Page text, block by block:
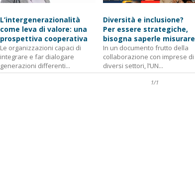
L’intergenerazionalità
come leva di valore: una
prospettiva cooperativa
Le organizzazioni capaci di
integrare e far dialogare
generazioni differenti...
Diversità e inclusione?
Per essere strategiche,
bisogna saperle misurare
In un documento frutto della
collaborazione con imprese di
diversi settori, l’UN...
1/1